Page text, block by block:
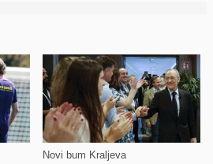
Novi bum Kraljeva